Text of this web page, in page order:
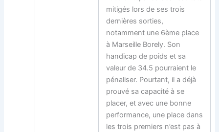
mitigés lors de ses trois
dernières sorties,
notamment une 6ème place
à Marseille Borely. Son
handicap de poids et sa
valeur de 34.5 pourraient le
pénaliser. Pourtant, il a déjà
prouvé sa capacité à se
placer, et avec une bonne
performance, une place dans
les trois premiers n’est pas à